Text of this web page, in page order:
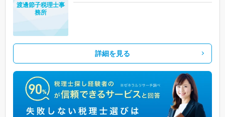
渡邊節子税理士事
務所
詳細を見る